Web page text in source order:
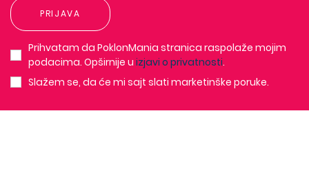
PRIJAVA
Prihvatam da PoklonMania stranica raspolaže mojim
podacima. Opširnije u izjavi o privatnosti.
Slažem se, da će mi sajt slati marketinške poruke.